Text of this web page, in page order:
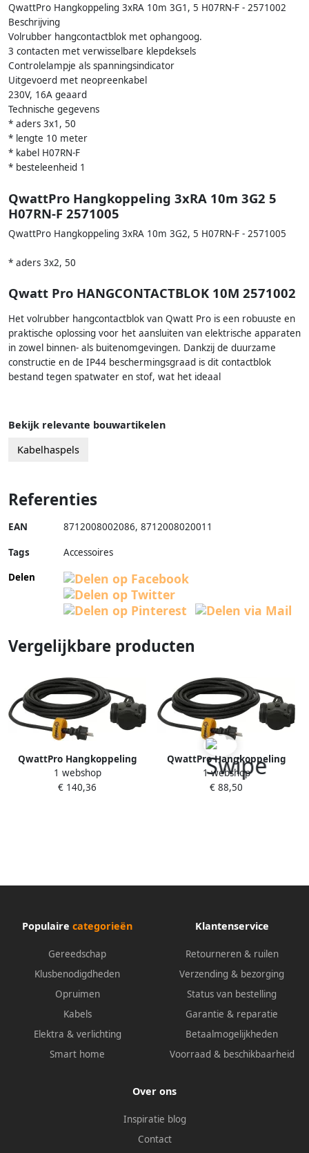
QwattPro Hangkoppeling 3xRA 10m 3G1, 5 H07RN-F - 2571002
Beschrijving
Volrubber hangcontactblok met ophangoog.
3 contacten met verwisselbare klepdeksels
Controlelampje als spanningsindicator
Uitgevoerd met neopreenkabel
230V, 16A geaard
Technische gegevens
* aders 3x1, 50
* lengte 10 meter
* kabel H07RN-F
* besteleenheid 1
QwattPro Hangkoppeling 3xRA 10m 3G2 5
H07RN-F 2571005
QwattPro Hangkoppeling 3xRA 10m 3G2, 5 H07RN-F - 2571005
* aders 3x2, 50
Qwatt Pro HANGCONTACTBLOK 10M 2571002
Het volrubber hangcontactblok van Qwatt Pro is een robuuste en
praktische oplossing voor het aansluiten van elektrische apparaten
in zowel binnen- als buitenomgevingen. Dankzij de duurzame
constructie en de IP44 beschermingsgraad is dit contactblok
bestand tegen spatwater en stof, wat het ideaal
Bekijk relevante bouwartikelen
Kabelhaspels
Referenties
EAN 8712008002086, 8712008020011
Tags
Accessoires
Delen
Vergelijkbare producten
QwattPro Hangkoppeling
3xRA 25m 3G2 5 H07RN-F
2571006
1 webshop
€ 140,36
QwattPro Hangkoppeling
3xRA 25m 3G1 5 H07RN-F
2571003
1 webshop
€ 88,50
Populaire categorieën
Gereedschap
Klusbenodigdheden
Opruimen
Kabels
Elektra & verlichting
Smart home
Klantenservice
Retourneren & ruilen
Verzending & bezorging
Status van bestelling
Garantie & reparatie
Betaalmogelijkheden
Voorraad & beschikbaarheid
Over ons
Inspiratie blog
Contact